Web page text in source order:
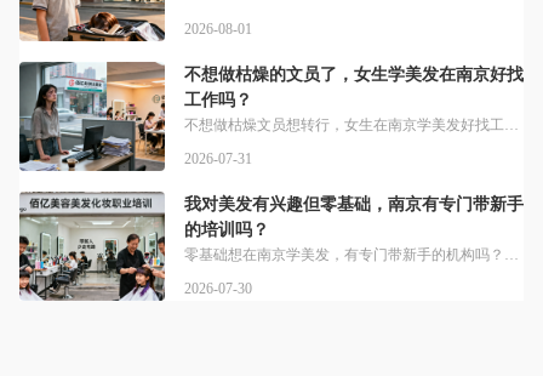
2026-08-01
不想做枯燥的文员了，女生学美发在南京好找
工作吗？
不想做枯燥文员想转行，女生在南京学美发好找工作吗？目前行业整体需求十分可观，人口增长与美容消费升级共同推动理发需求增长，美发师岗位年增长率达8%，市场需求持续旺盛。南京本地老牌美发培训的就业数据很说明问题，佰亿办学26年学生就业率高达99.8%，学生毕业平均薪资在7500~8300元。很多人纠结当学徒还是进学校学，我们来对比看看，去发廊学习想成发型师至少需要三到五年时间，学校有老师手把手教，大量真
2026-07-31
我对美发有兴趣但零基础，南京有专门带新手
的培训吗？
零基础想在南京学美发，有专门带新手的机构吗？目前本地已有不少适配新手的课程。怀揣美发梦想的零基础学员，渴望从零开始系统学习美发技术。零基础转行新手，无论年龄与学历，只要对美发心怀兴趣均可报名。说白了，南京本地就有办学多年的靠谱老牌机构。南京佰亿美容美发化妆职业技能培训学校，创立于2000年，建校于2004年。开设有国家三级（高级）美发师培训，招生不限年龄不限学历。很多零基础新手担心入门摸不着头脑，
2026-07-30